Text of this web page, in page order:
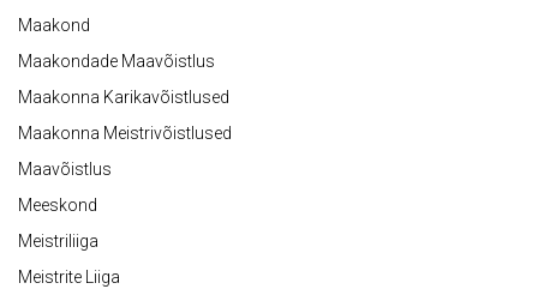
Maakond
Maakondade Maavõistlus
Maakonna Karikavõistlused
Maakonna Meistrivõistlused
Maavõistlus
Meeskond
Meistriliiga
Meistrite Liiga